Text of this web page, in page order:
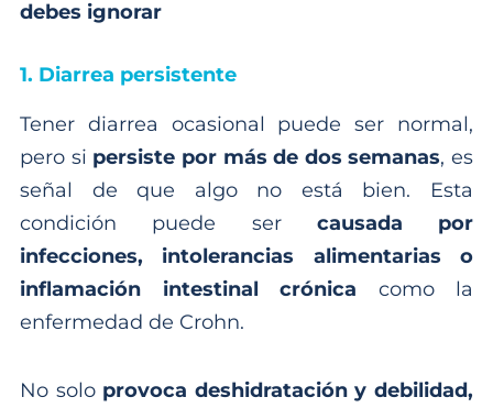
debes ignorar
1. Diarrea persistente
Tener diarrea ocasional puede ser normal,
pero si persiste por más de dos semanas, es
señal de que algo no está bien. Esta
condición puede sercausada por
infecciones, intolerancias alimentarias o
inflamación intestinal crónica como la
enfermedad de Crohn.
No soloprovoca deshidratación y debilidad,